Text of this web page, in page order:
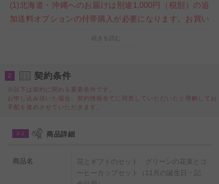
(1)北海道・沖縄へのお届けは別途1,000円（税別）の追
加送料オプションの付帯購入が必要になります。お買い
の追加変更をさせていただきます。
◆◇◆11月 の誕生日、記念日などのお祝いにぴったり
癒やしを感じるグリーンとバラの花束と月を表すコーヒ
のフラワーギフト商品です。
誕生日祝い、結婚祝い、出産祝い、就任祝い、退職祝
続きを読む
2 契約条件
※以下は契約に関わる重要条件です。
お申し込み頂いた場合、契約情報全てに同意していただいたと理解してお
手配を進めさせていただきます。
2-1 商品詳細
商品名
花とギフトのセット グリーンの花束とコ
ーヒーカップセット（11月の誕生日・記